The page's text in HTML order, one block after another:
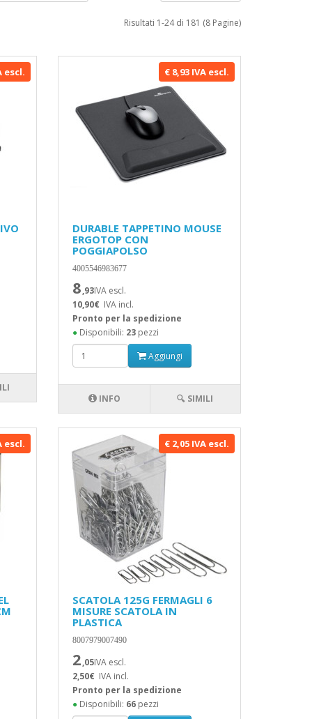
Risultati 1-24 di 181 (8 Pagine)
escl. € 8,93 IVA escl.
DURABLE TAPPETINO MOUSE
ERGOTOP CON
POGGIAPOLSO
4005546983677
8,93IVA escl.
10,90€ IVA incl.
Pronto per la spedizione
● Disponibili: 23 pezzi
Aggiungi
INFO 🔍 SIMILI
escl. € 2,05 IVA escl.
SCATOLA 125G FERMAGLI 6
MISURE SCATOLA IN
PLASTICA
8007979007490
2,05IVA escl.
2,50€ IVA incl.
Pronto per la spedizione
● Disponibili: 66 pezzi